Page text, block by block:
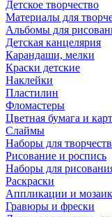
Детское творчество
Материалы для
Альбомы для
Детская канцелярия
Карандаши, мелки
Краски детские
Наклейки
Пластилин
Фломастеры
Цветная бумага и
Слаймы
Наборы для
Рисование и роспись
Наборы для
Раскраски
Аппликации и
Гравюры и фрески